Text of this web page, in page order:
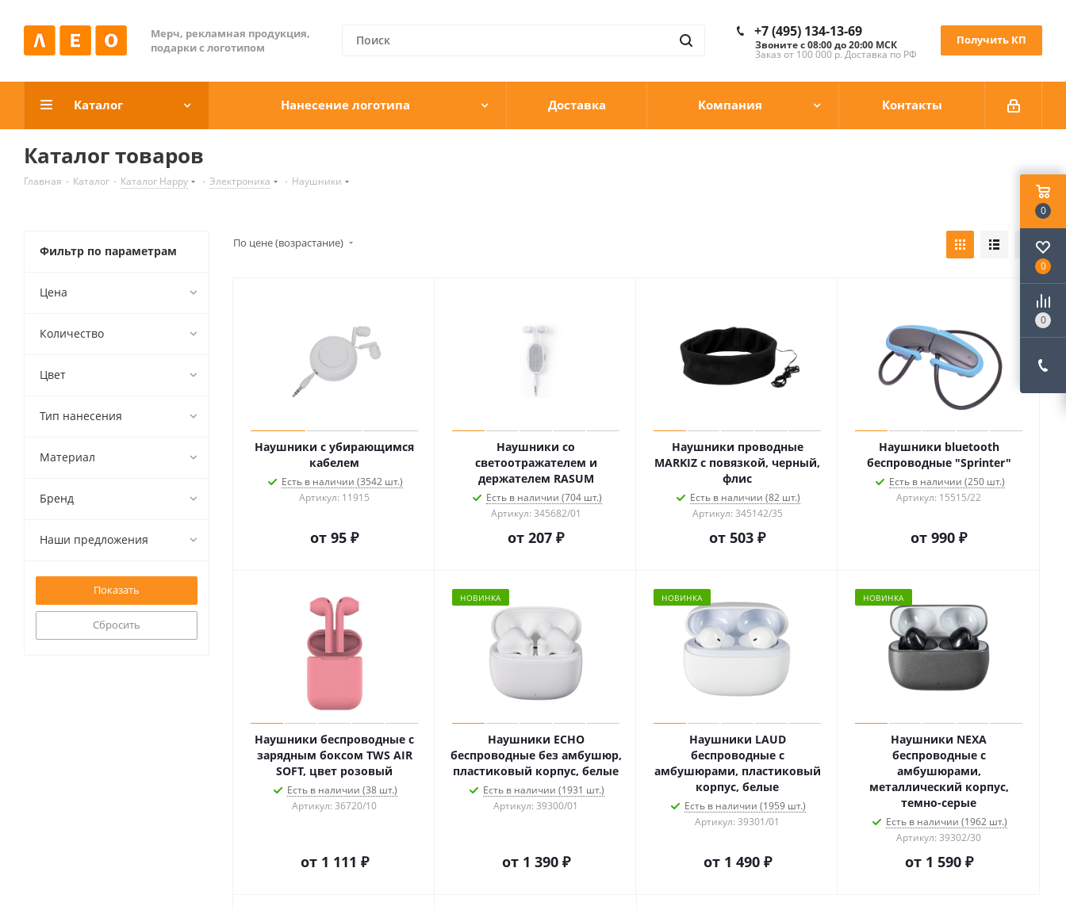
Мерч, рекламная продукция,
подарки с логотипом
+7 (495) 134-13-69
Звоните с 08:00 до 20:00 МСК
Заказ от 100 000 р. Доставка по РФ
Получить КП
Каталог Нанесение логотипа Доставка Компания Контакты
Каталог товаров
Главная - Каталог - Каталог Happy - Электроника - Наушники
По цене (возрастание)
Наушники с убирающимся
кабелем
Есть в наличии (3542 шт.)
Артикул: 11915
от 95 ₽
Наушники со
светоотражателем и
держателем RASUM
Есть в наличии (704 шт.)
Артикул: 345682/01
от 207 ₽
Наушники проводные
MARKIZ с повязкой, черный,
флис
Есть в наличии (82 шт.)
Артикул: 345142/35
от 503 ₽
Наушники bluetooth
беспроводные "Sprinter"
Есть в наличии (250 шт.)
Артикул: 15515/22
от 990 ₽
Наушники беспроводные с
зарядным боксом TWS AIR
SOFT, цвет розовый
Есть в наличии (38 шт.)
Артикул: 36720/10
от 1 111 ₽
НОВИНКА
Наушники ECHO
беспроводные без амбушюр,
пластиковый корпус, белые
Есть в наличии (1931 шт.)
Артикул: 39300/01
от 1 390 ₽
НОВИНКА
Наушники LAUD
беспроводные с
амбушюрами, пластиковый
корпус, белые
Есть в наличии (1959 шт.)
Артикул: 39301/01
от 1 490 ₽
НОВИНКА
Наушники NEXA
беспроводные с
амбушюрами,
металлический корпус,
темно-серые
Есть в наличии (1962 шт.)
Артикул: 39302/30
от 1 590 ₽
Фильтр по параметрам
Цена
Количество
Цвет
Тип нанесения
Материал
Бренд
Наши предложения
Сбросить
0
0
0